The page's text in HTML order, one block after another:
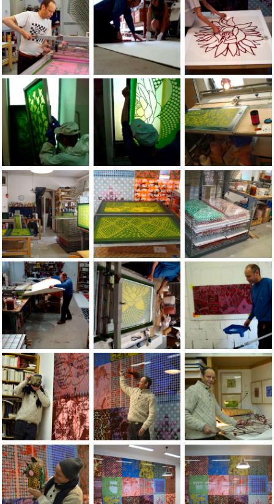
A FEW PHOTOS OF THE JEAN-PIERRE SERGENT
A FEW PHOTOS OF THE JEAN-PIERRE
A FEW PHOTOS
A FEW PHOTOS OF THE JEAN-PIERRE SERGENT
A FEW PHOTOS OF THE JEAN-PIERRE
A FEW PHOTOS
A FEW PHOTOS OF THE JEAN-PIERRE SERGENT
A FEW PHOTOS OF THE JEAN-PIERRE
A FEW PHOTOS
A FEW PHOTOS OF THE JEAN-PIERRE SERGENT
A FEW PHOTOS OF THE JEAN-PIERRE
A FEW PHOTOS
Portrait de Jean-Pierre sergent par Magali Teyssier,
Portrait de Jean-Pierre sergent par
Portrait de Jean-